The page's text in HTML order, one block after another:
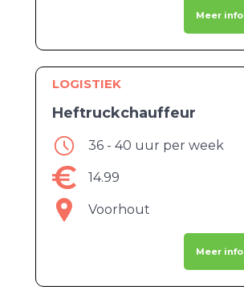
Meer info
LOGISTIEK
Heftruckchauffeur
36 - 40 uur per week
14.99
Voorhout
Meer info